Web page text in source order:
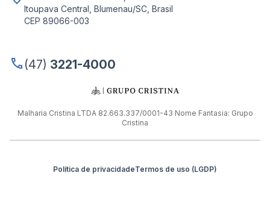
Itoupava Central, Blumenau/SC, Brasil
CEP 89066-003
(47) 3221-4000
Malharia Cristina LTDA 82.663.337/0001-43 Nome Fantasia: Grupo
Cristina
Política de privacidadeTermos de uso (LGDP)